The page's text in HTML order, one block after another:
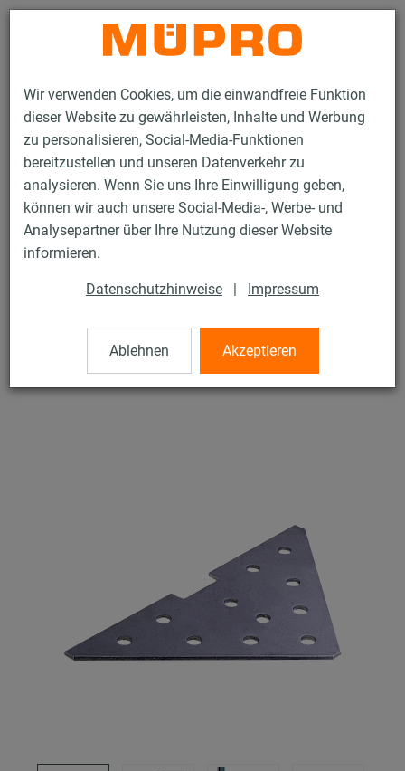
Wir verwenden Cookies, um die einwandfreie Funktion
dieser Website zu gewährleisten, Inhalte und Werbung
zu personalisieren, Social-Media-Funktionen
bereitzustellen und unseren Datenverkehr zu
analysieren. Wenn Sie uns Ihre Einwilligung geben,
können wir auch unsere Social-Media-, Werbe- und
Analysepartner über Ihre Nutzung dieser Website
informieren.
Datenschutzhinweise | Impressum
Ablehnen Akzeptieren
Kontakt
Produkte Befestigungstechnik
Lüftungsbefestigung
Edelstahlprodukte für die Lüftungsbefestigung
Stützwinkel
Stützwinkel